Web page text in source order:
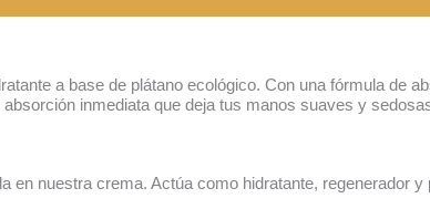
a base de plátano ecológico. Con una fórmula de
inmediata que deja tus manos suaves y
en nuestra crema. Actúa como hidratante, regenerador